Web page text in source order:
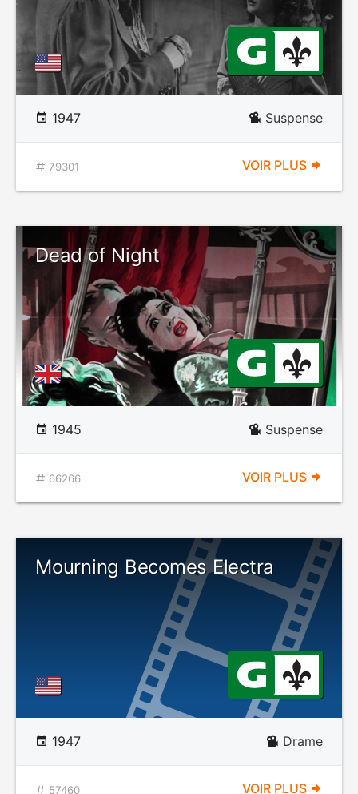
1947 Suspense
79301 VOIR PLUS
Dead of Night
1945 Suspense
66266 VOIR PLUS
Mourning Becomes Electra
1947 Drame
57460 VOIR PLUS